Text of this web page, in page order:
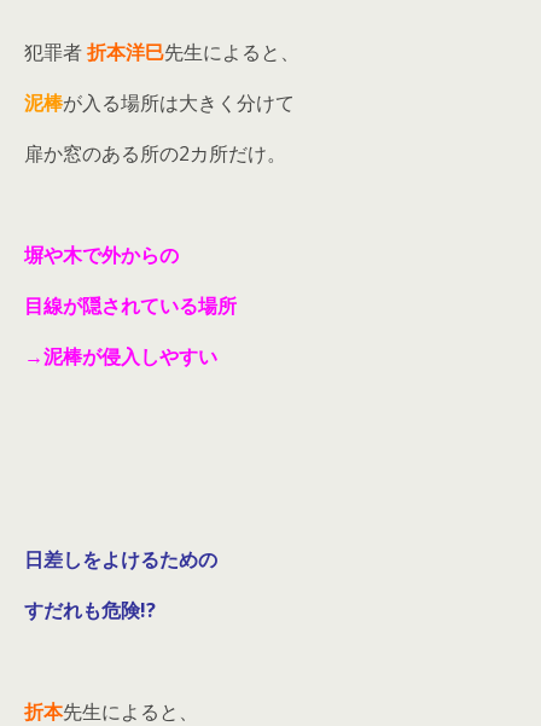
犯罪者折本洋巳先生によると、
泥棒が入る場所は大きく分けて
扉か窓のある所の2カ所だけ。
塀や木で外からの
目線が隠されている場所
→泥棒が侵入しやすい
日差しをよけるための
すだれも危険!?
折本先生によると、